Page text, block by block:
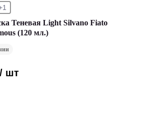
Теневая Light Silvano Fiato
(120 мл.)
/ шт